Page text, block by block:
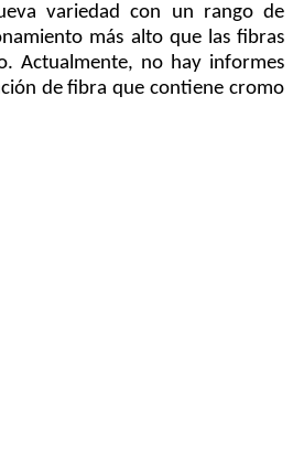
variedad con un rango de
más alto que las fibras
Actualmente, no hay informes
de fibra que contiene cromo